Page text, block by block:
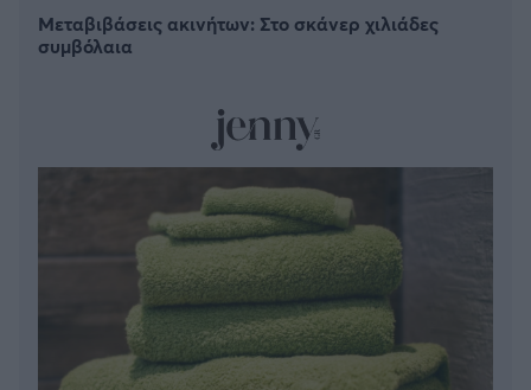
Μεταβιβάσεις ακινήτων: Στο σκάνερ χιλιάδες
συμβόλαια